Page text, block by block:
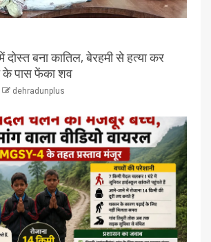
बना कातिल, बेरहमी से हत्या कर
के पास फेंका शव
dehradunplus